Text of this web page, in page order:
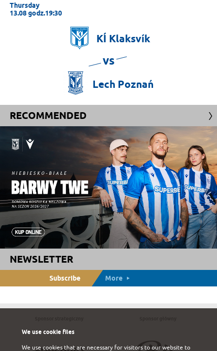
Thursday
13.08 godz.19:30
KÍ Klaksvík
vs
Lech Poznań
RECOMMENDED
NEWSLETTER
Subscribe More
We use cookie files
We use cookies that are necessary for visitors to our website to